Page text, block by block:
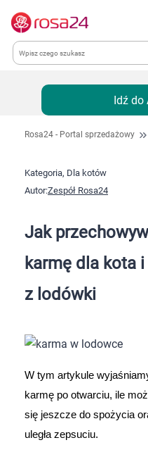
Kategorie
Chemia gospodarcza
Dla zwierząt
Zdrowie
Kosmetyki
Idź do
Rosa24 - Portal sprzedażowy
Kategoria, Dla kotów
Autor:Zespół Rosa24
Jak
karmę dla kota
z lodówki
W tym artykule
karmę po otwarciu, ile
się jeszcze do spożycia
uległa zepsuciu.